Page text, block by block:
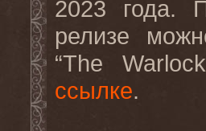
2023 года.
релизе
“The
ссылке.